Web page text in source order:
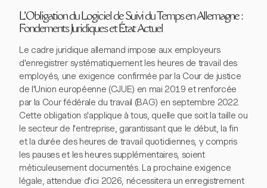
L'Obligation du Logiciel de Suivi du Temps en Allemagne :
Fondements Juridiques et État Actuel
Le cadre juridique allemand impose aux employeurs
d'enregistrer systématiquement les heures de travail des
employés, une exigence confirmée par la Cour de justice
de l'Union européenne (CJUE) en mai 2019 et renforcée
par la Cour fédérale du travail (BAG) en septembre 2022.
Cette obligation s'applique à tous, quelle que soit la taille ou
le secteur de l'entreprise, garantissant que le début, la fin
et la durée des heures de travail quotidiennes, y compris
les pauses et les heures supplémentaires, soient
méticuleusement documentés. La prochaine exigence
légale, attendue d'ici 2026, nécessitera un enregistrement